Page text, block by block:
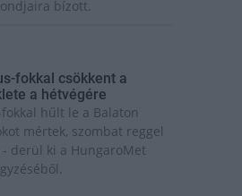
bízott.
fokkal csökkent a
a hétvégére
fokkal hűlt le a Balaton
mértek, szombat reggel
- derül ki a HungaroMet